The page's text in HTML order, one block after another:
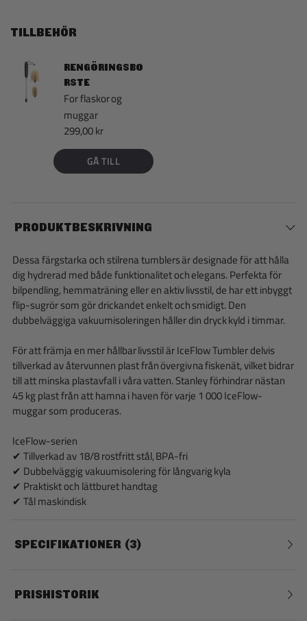
TILLBEHÖR
RENGÖRINGSBO
RSTE
For flaskor og
muggar
299,00 kr
GÅ TILL
PRODUKTBESKRIVNING
Dessa färgstarka och stilrena tumblers är designade för att hålla
dig hydrerad med både funktionalitet och elegans. Perfekta för
bilpendling, hemmaträning eller en aktiv livsstil, de har ett inbyggt
flip-sugrör som gör drickandet enkelt och smidigt. Den
dubbelväggiga vakuumisoleringen håller din dryck kyld i timmar.
För att främja en mer hållbar livsstil är IceFlow Tumbler delvis
tillverkad av återvunnen plast från övergivna fiskenät, vilket bidrar
till att minska plastavfall i våra vatten. Stanley förhindrar nästan
45 kg plast från att hamna i haven för varje 1 000 IceFlow-
muggar som produceras.
IceFlow-serien
✔ Tillverkad av 18/8 rostfritt stål, BPA-fri
✔ Dubbelväggig vakuumisolering för långvarig kyla
✔ Praktiskt och lättburet handtag
✔ Tål maskindisk
SPECIFIKATIONER 3
PRISHISTORIK